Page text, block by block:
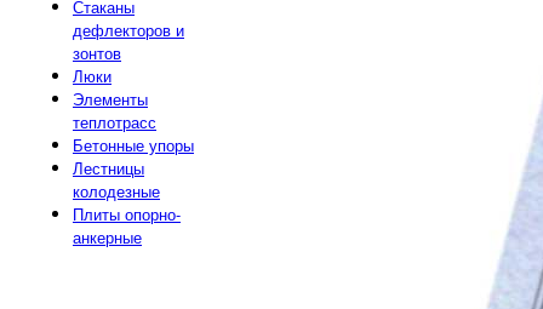
Стаканы
дефлекторов и
зонтов
Люки
Элементы
теплотрасс
Бетонные упоры
Лестницы
колодезные
Плиты опорно-
анкерные